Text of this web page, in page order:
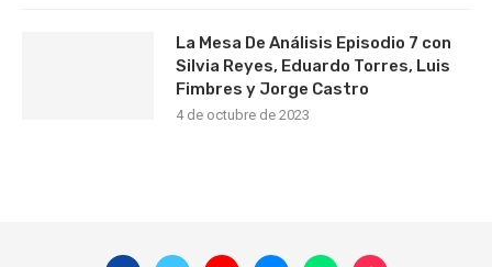
La Mesa De Análisis Episodio 7 con
Silvia Reyes, Eduardo Torres, Luis
Fimbres y Jorge Castro
4 de octubre de 2023